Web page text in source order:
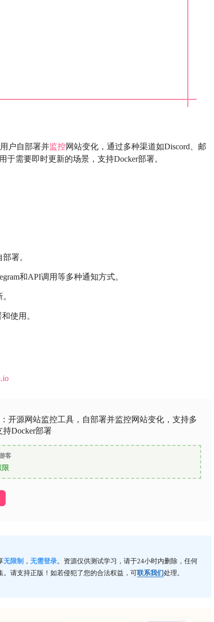
用户自部署并监控网站变化，通过多种渠道如Discord、邮
于需要即时更新的场景，支持Docker部署。
署。
和API调用等多种通知方式。
使用。
：开源网站监控工具，自部署并监控网站变化，支持多
Docker部署
客
限
无限制 ， 无需登录。资源仅供测试学习，请于24小时内删除，任何
请支持正版！如若侵犯了您的合法权益，可联系我们处理。